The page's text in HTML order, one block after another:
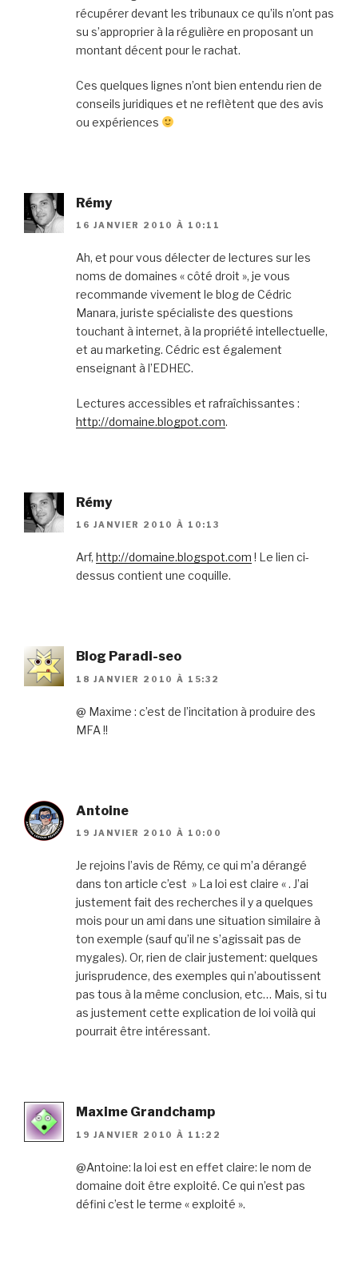
récupérer devant les tribunaux ce qu’ils n’ont pas
su s’approprier à la régulière en proposant un
montant décent pour le rachat.
Ces quelques lignes n’ont bien entendu rien de
conseils juridiques et ne reflètent que des avis
ou expériences
Rémy
16 JANVIER 2010 À 10:11
Ah, et pour vous délecter de lectures sur les
noms de domaines « côté droit », je vous
recommande vivement le blog de Cédric
Manara, juriste spécialiste des questions
touchant à internet, à la propriété intellectuelle,
et au marketing. Cédric est également
enseignant à l’EDHEC.
Lectures accessibles et rafraîchissantes :
http://domaine.blogpot.com.
Rémy
16 JANVIER 2010 À 10:13
Arf, http://domaine.blogspot.com ! Le lien ci-
dessus contient une coquille.
Blog Paradi-seo
18 JANVIER 2010 À 15:32
@ Maxime : c’est de l’incitation à produire des
MFA !!
Antoine
19 JANVIER 2010 À 10:00
Je rejoins l’avis de Rémy, ce qui m’a dérangé
dans ton article c’est » La loi est claire « . J’ai
justement fait des recherches il y a quelques
mois pour un ami dans une situation similaire à
ton exemple (sauf qu’il ne s’agissait pas de
mygales). Or, rien de clair justement: quelques
jurisprudence, des exemples qui n’aboutissent
pas tous à la même conclusion, etc… Mais, si tu
as justement cette explication de loi voilà qui
pourrait être intéressant.
Maxime Grandchamp
19 JANVIER 2010 À 11:22
@Antoine: la loi est en effet claire: le nom de
domaine doit être exploité. Ce qui n’est pas
défini c’est le terme « exploité ».